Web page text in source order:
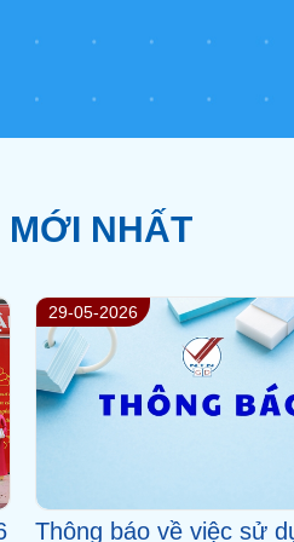
MỚI NHẤT
13-06-2026
Hướng dẫn tra cứu,